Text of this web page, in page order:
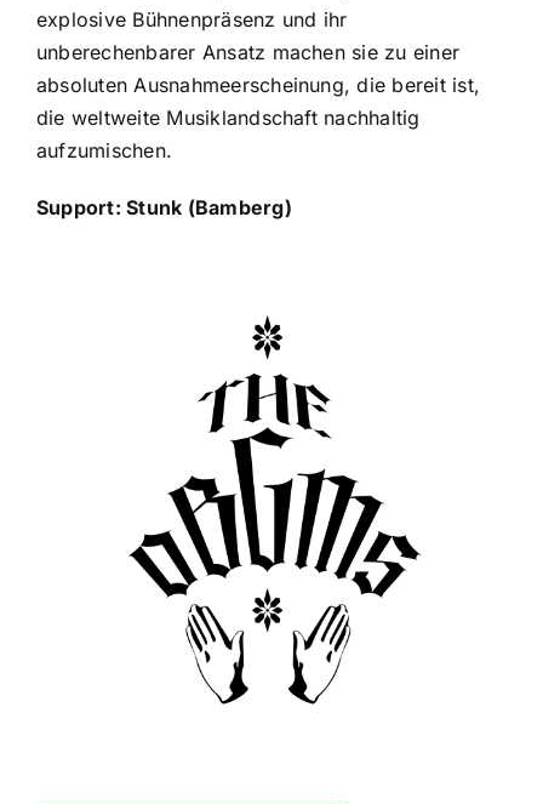
explosive Bühnenpräsenz und ihr
unberechenbarer Ansatz machen sie zu einer
absoluten Ausnahmeerscheinung, die bereit ist,
die weltweite Musiklandschaft nachhaltig
aufzumischen.
Support: Stunk (Bamberg)